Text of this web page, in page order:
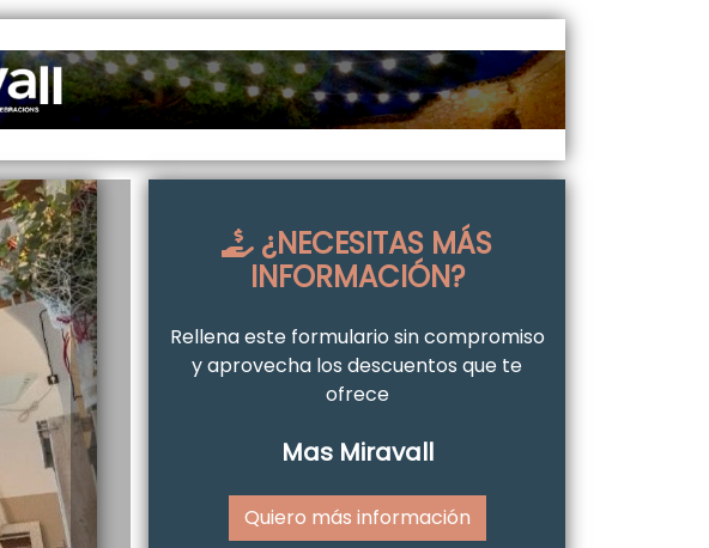
¿NECESITAS MÁS
INFORMACIÓN?
Rellena este formulario sin compromiso
y aprovecha los descuentos que te
ofrece
Mas Miravall
Quiero más información